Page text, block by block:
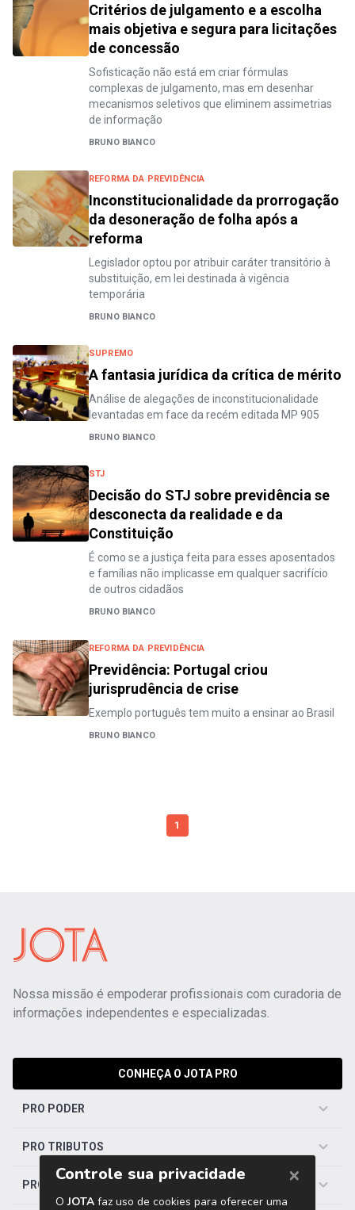
Critérios de julgamento e a escolha
mais objetiva e segura para licitações
de concessão
Sofisticação não está em criar fórmulas
complexas de julgamento, mas em desenhar
mecanismos seletivos que eliminem assimetrias
de informação
BRUNO BIANCO
REFORMA DA PREVIDÊNCIA
Inconstitucionalidade da prorrogação
da desoneração de folha após a
reforma
Legislador optou por atribuir caráter transitório à
substituição, em lei destinada à vigência
temporária
BRUNO BIANCO
SUPREMO
A fantasia jurídica da crítica de mérito
Análise de alegações de inconstitucionalidade
levantadas em face da recém editada MP 905
BRUNO BIANCO
STJ
Decisão do STJ sobre previdência se
desconecta da realidade e da
Constituição
É como se a justiça feita para esses aposentados
e famílias não implicasse em qualquer sacrifício
de outros cidadãos
BRUNO BIANCO
REFORMA DA PREVIDÊNCIA
Previdência: Portugal criou
jurisprudência de crise
Exemplo português tem muito a ensinar ao Brasil
BRUNO BIANCO
1
Nossa missão é empoderar profissionais com curadoria de
informações independentes e especializadas.
CONHEÇA O JOTA PRO
PRO PODER
PRO TRIBUTOS
PRO TRABALHISTA